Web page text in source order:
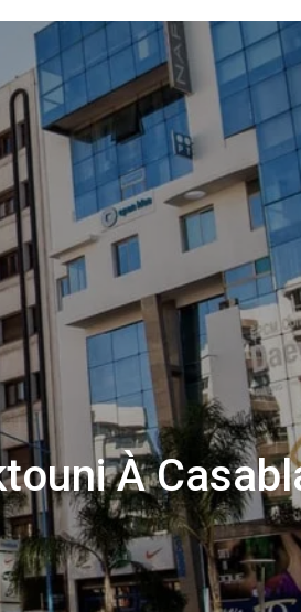
À